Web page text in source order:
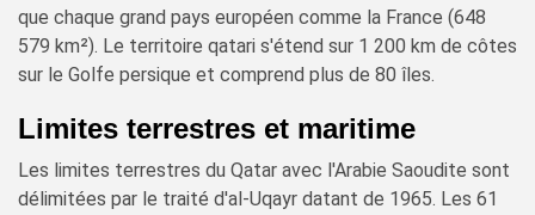
que chaque grand pays européen comme la France (648
579 km²). Le territoire qatari s'étend sur 1 200 km de côtes
sur le Golfe persique et comprend plus de 80 îles.
Limites terrestres et maritime
Les limites terrestres du Qatar avec l'Arabie Saoudite sont
délimitées par le traité d'al-Uqayr datant de 1965. Les 61